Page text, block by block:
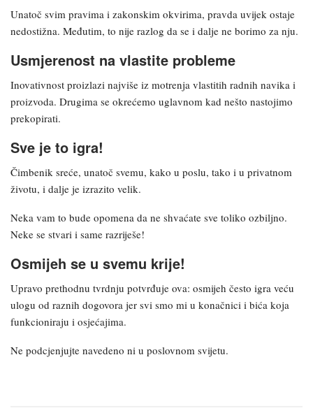
Unatoč svim pravima i zakonskim okvirima, pravda uvijek ostaje
nedostižna. Međutim, to nije razlog da se i dalje ne borimo za nju.
Usmjerenost na vlastite probleme
Inovativnost proizlazi najviše iz motrenja vlastitih radnih navika i
proizvoda. Drugima se okrećemo uglavnom kad nešto nastojimo
prekopirati.
Sve je to igra!
Čimbenik sreće, unatoč svemu, kako u poslu, tako i u privatnom
životu, i dalje je izrazito velik.
Neka vam to bude opomena da ne shvaćate sve toliko ozbiljno.
Neke se stvari i same razriješe!
Osmijeh se u svemu krije!
Upravo prethodnu tvrdnju potvrđuje ova: osmijeh često igra veću
ulogu od raznih dogovora jer svi smo mi u konačnici i bića koja
funkcioniraju i osjećajima.
Ne podcjenjujte navedeno ni u poslovnom svijetu.